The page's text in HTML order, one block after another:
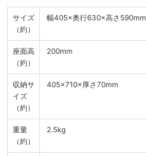
サイズ
（約）
幅405×奥行630×高さ590mm
座面高
（約）
200mm
収納サ
イズ
（約）
405×710×厚さ70mm
重量
（約）
2.5kg